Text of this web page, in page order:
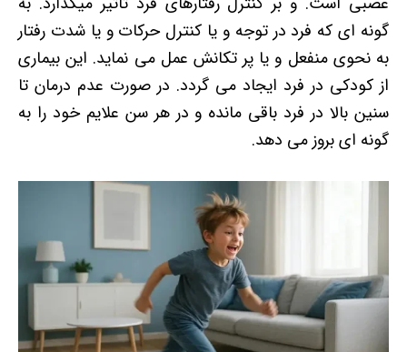
گونه ای که فرد در توجه و یا کنترل حرکات و یا شدت رفتار
به نحوی منفعل و یا پر تکانش عمل می نماید. این بیماری
از کودکی در فرد ایجاد می گردد. در صورت عدم درمان تا
سنین بالا در فرد باقی مانده و در هر سن علایم خود را به
گونه ای بروز می دهد.